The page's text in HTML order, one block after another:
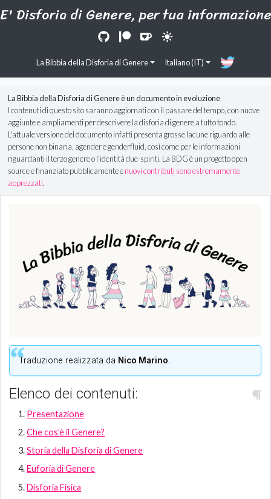
E' Disforia di Genere, per tua informazione
La Bibbia della Disforia di Genere Italiano (IT)
La Bibbia della Disforia di Genere è un documento in evoluzione
I contenuti di questo sito saranno aggiornati con il passare del tempo, con nuove
aggiunte e ampliamenti per descrivere la disforia di genere a tutto tondo.
L'attuale versione del documento infatti presenta grosse lacune riguardo alle
persone non binaria, agender e genderfluid, così come per le informazioni
riguardanti il terzo genere o l'identità due-spiriti. La BDG è un progetto open
source e finanziato pubblicamente enuovi contributi sono estremamente
apprezzati.
Traduzione realizzata da Nico Marino.
Elenco dei contenuti:
Presentazione
Che cos’è il Genere?
Storia della Disforia di Genere
Euforia di Genere
Disforia Fisica